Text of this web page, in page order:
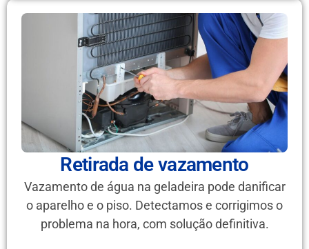
Retirada de vazamento
Vazamento de água na geladeira pode danificar
o aparelho e o piso. Detectamos e corrigimos o
problema na hora, com solução definitiva.